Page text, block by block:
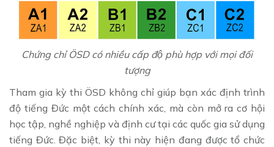
Chứng chỉ ÖSD có nhiều cấp độ phù hợp với mọi đối
tượng
Tham gia kỳ thi ÖSD không chỉ giúp bạn xác định trình
độ tiếng Đức một cách chính xác, mà còn mở ra cơ hội
học tập, nghề nghiệp và định cư tại các quốc gia sử dụng
tiếng Đức. Đặc biệt, kỳ thi này hiện đang được tổ chức